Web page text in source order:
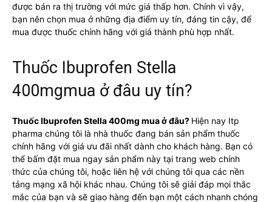
được bán ra thị trường với mức giá thấp hơn. Chính vì vậy,
bạn nên chọn mua ở những địa điểm uy tín, đáng tin cậy, để
mua được thuốc chính hãng với giá thành phù hợp nhất.
Thuốc Ibuprofen Stella
400mgmua ở đâu uy tín?
Thuốc Ibuprofen Stella 400mg mua ở đâu? Hiện nay Itp
pharma chúng tôi là nhà thuốc đang bán sản phẩm thuốc
chính hãng với giá ưu đãi nhất dành cho khách hàng. Bạn có
thể bấm đặt mua ngay sản phẩm này tại trang web chính
thức của chúng tôi, hoặc liên hệ với chúng tôi qua các nền
tảng mạng xã hội khác nhau. Chúng tôi sẽ giải đáp mọi thắc
mắc của bạn và sẽ giao hàng đến bạn một cách nhanh chóng